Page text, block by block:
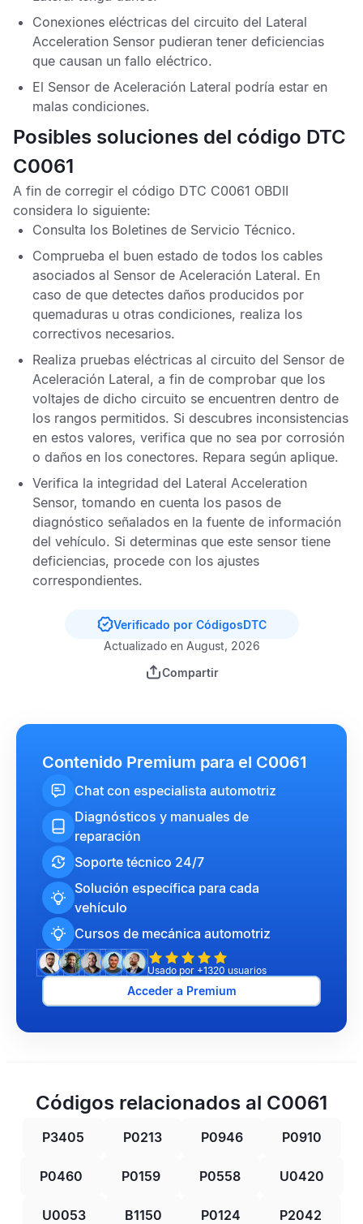
Conexiones eléctricas del circuito del Lateral
Acceleration Sensor pudieran tener deficiencias
que causan un fallo eléctrico.
El Sensor de Aceleración Lateral podría estar en
malas condiciones.
Posibles soluciones del código DTC
C0061
A fin de corregir el código DTC C0061 OBDII
considera lo siguiente:
Consulta los Boletines de Servicio Técnico.
Comprueba el buen estado de todos los cables
asociados al Sensor de Aceleración Lateral. En
caso de que detectes daños producidos por
quemaduras u otras condiciones, realiza los
correctivos necesarios.
Realiza pruebas eléctricas al circuito del Sensor de
Aceleración Lateral, a fin de comprobar que los
voltajes de dicho circuito se encuentren dentro de
los rangos permitidos. Si descubres inconsistencias
en estos valores, verifica que no sea por corrosión
o daños en los conectores. Repara según aplique.
Verifica la integridad del Lateral Acceleration
Sensor, tomando en cuenta los pasos de
diagnóstico señalados en la fuente de información
del vehículo. Si determinas que este sensor tiene
deficiencias, procede con los ajustes
correspondientes.
Verificado por CódigosDTC
Actualizado en August, 2026
Compartir
Contenido Premium para el C0061
Chat con especialista automotriz
Diagnósticos y manuales de
reparación
Soporte técnico 24/7
Solución específica para cada
vehículo
Cursos de mecánica automotriz
Usado por +1320 usuarios
Acceder a Premium
Códigos relacionados al C0061
P3405 P0213 P0946 P0910
P0460 P0159 P0558 U0420
U0053 B1150 P0124 P2042